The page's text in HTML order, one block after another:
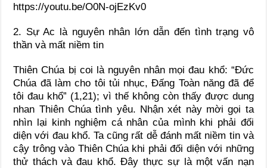
https://youtu.be/O0N-ojEzKv0
2. Sự Ac là nguyên nhân lớn dẫn đến tình trạng vô
thần và mất niềm tin
Thiên Chúa bị coi là nguyên nhân mọi đau khổ: “Đức
Chúa đã làm cho tôi tủi nhục, Đấng Toàn năng đã để
tôi đau khổ” (1,21); vì thế không còn thấy được dung
nhan Thiên Chúa tình yêu. Nhận xét này mời gọi ta
nhìn lại kinh nghiệm cá nhân của mình khi phải đối
diện với đau khổ. Ta cũng rất dễ đánh mất niềm tin và
cậy trông vào Thiên Chúa khi phải đối diện với những
thử thách và đau khổ. Đây thực sự là một vấn nạn